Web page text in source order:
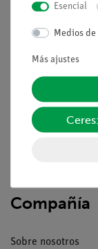
Condiciones
Declaración de
Servicio
Resumen del
Descargas
Compañía
Sobre nosotros
Esencial
Medios
Más ajustes